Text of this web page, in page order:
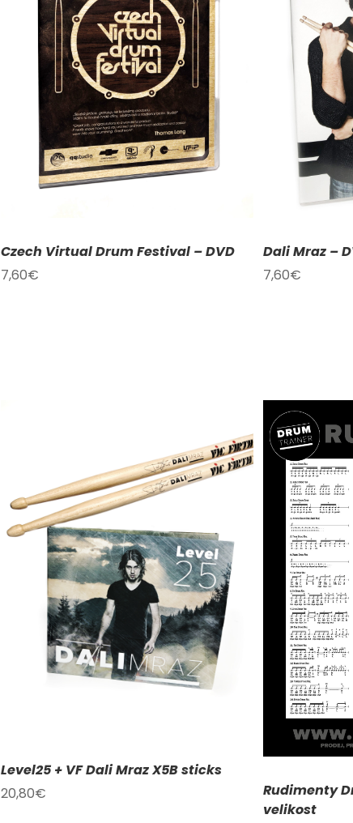
Czech Virtual Drum Festival – DVD
7,60€
PŘIDAT DO KOŠÍKU / DETAILY
Dali Mraz –
7,60€
Level25 + VF Dali Mraz X5B sticks
20,80€
PŘIDAT DO KOŠÍKU / DETAILY
Rudimenty
velikost